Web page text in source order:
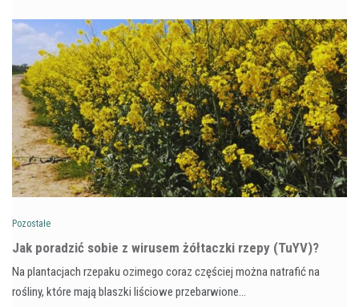
Pozostałe
​Jak poradzić sobie z wirusem żółtaczki rzepy (TuYV)?
Na plantacjach rzepaku ozimego coraz częściej można natrafić na
rośliny, które mają blaszki liściowe przebarwione…